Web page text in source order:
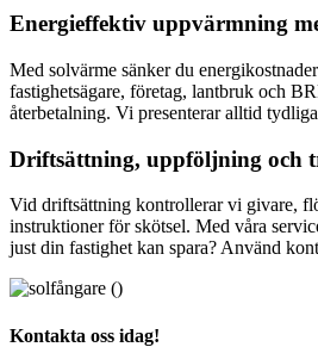
Energieffektiv uppvärmning
Med solvärme sänker du
fastighetsägare, företag, lantbruk och
återbetalning. Vi presenterar alltid
Driftsättning, uppföljning och
Vid driftsättning kontrollerar vi givare,
instruktioner för skötsel. Med våra
just din fastighet kan spara? Använd
Kontakta oss idag!